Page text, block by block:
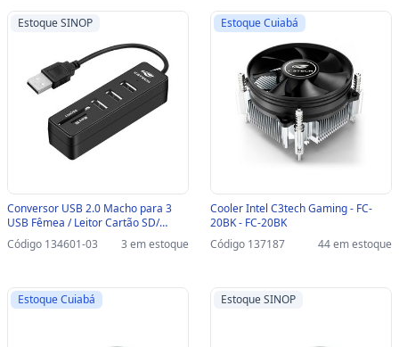
Estoque SINOP
Conversor USB 2.0 Macho para 3
USB Fêmea / Leitor Cartão SD/
MicroSD Preto C3tech - HU-L200BK-
SINOP-03 - HU-L200BK
Código 134601-03 3 em estoque
Estoque Cuiabá
Cooler Intel C3tech Gaming - FC-
20BK - FC-20BK
Código 137187
44 em estoque
Estoque Cuiabá Estoque SINOP